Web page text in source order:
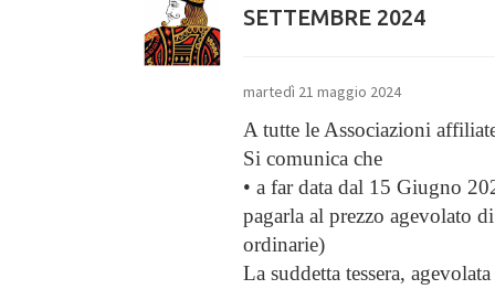
SETTEMBRE 2024
martedì 21 maggio 2024
A tutte le Associazioni
Si comunica che
• a far data dal 15 Giugno
pagarla al prezzo agevolato
ordinarie)
La suddetta tessera,